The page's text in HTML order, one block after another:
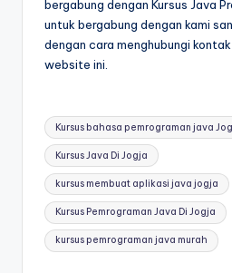
bergabung dengan Kursus Java
untuk bergabung dengan kami
dengan cara menghubungi
website ini.
Kursus bahasa pemrograman java
Kursus Java Di Jogja
kursus membuat aplikasi java jogja
Kursus Pemrograman Java Di Jogja
kursus pemrograman java murah